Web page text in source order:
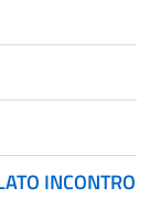
INCONTRO